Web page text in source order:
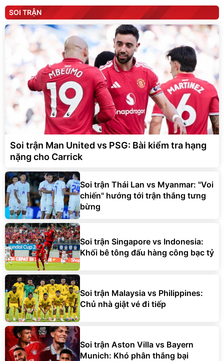
SOI TRẬN
Soi trận Man United vs PSG: Bài kiểm tra hạng
nặng cho Carrick
Soi trận Thái Lan vs Myanmar: "Voi
chiến" hướng tới trận thắng tưng
bừng
Soi trận Singapore vs Indonesia:
Khối bê tông đấu hàng công bạc tỷ
Soi trận Malaysia vs Philippines:
Chủ nhà giật vé đi tiếp
Soi trận Aston Villa vs Bayern
Munich: Khó phân thắng bại